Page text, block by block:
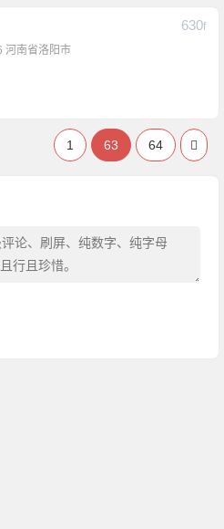
河南省洛阳市
630F
1 63 64